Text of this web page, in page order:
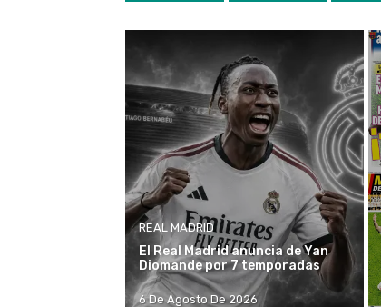
REAL MADRID
El Real Madrid anuncia de Yan
Diomande por 7 temporadas
6 De Agosto De 2026